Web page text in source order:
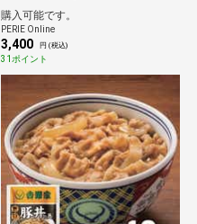
購入可能です。
PERIE Online
3,400 円 (税込)
31ポイント